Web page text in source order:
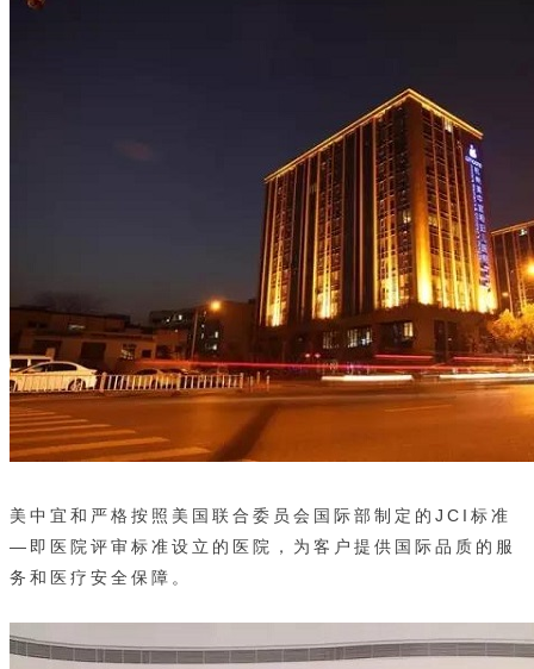
美中宜和严格按照美国联合委员会国际部制定的JCI标准
—即医院评审标准设立的医院，为客户提供国际品质的服
务和医疗安全保障。